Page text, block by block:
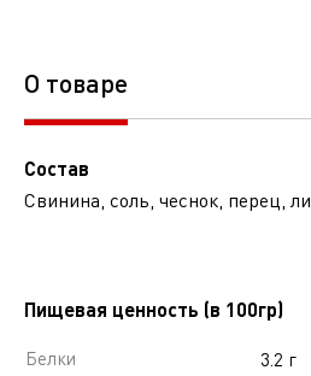
О товаре
Состав
Свинина, соль, чеснок, перец,
Пищевая ценность (в 100гр)
Белки
3.2 г